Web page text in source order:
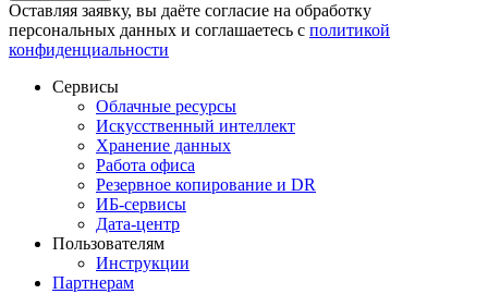
Оставляя заявку, вы даёте согласие на обработку
персональных данных и соглашаетесь с политикой
конфиденциальности
Сервисы
Облачные ресурсы
Искусственный интеллект
Хранение данных
Работа офиса
Резервное копирование и DR
ИБ-сервисы
Дата-центр
Пользователям
Инструкции
Партнерам